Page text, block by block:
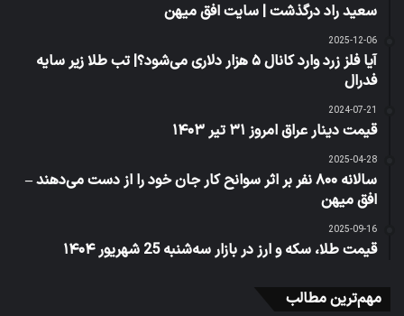
سعید راد درگذشت | سایت افق میهن
2025-12-06
آیا فلز زرد وارد کانال ۵ هزار دلاری می‌شود؟| تب طلا زیر سایه
فدرال
2024-07-21
قیمت دینار عراق امروز ۳۱ تیر ۱۴۰۳
2025-04-28
سالانه ۸۰۰ نفر بر اثر سوانح کار جان خود را از دست می‌دهند –
افق میهن
2025-09-16
قیمت طلا، سکه و ارز در بازار سه‌شنبه 25 شهریور ۱۴۰۴
مهم‌ترین مطالب